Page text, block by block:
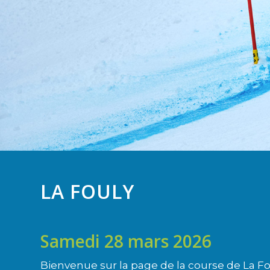
LA FOULY
Samedi 28 mars 2026
Bienvenue sur la page de la course de La